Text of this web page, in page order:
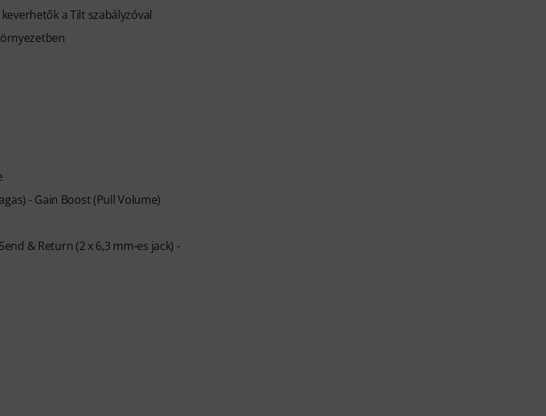
a Tilt szabályzóval
- Gain Boost (Pull Volume)
& Return (2 x 6,3 mm-es jack) -